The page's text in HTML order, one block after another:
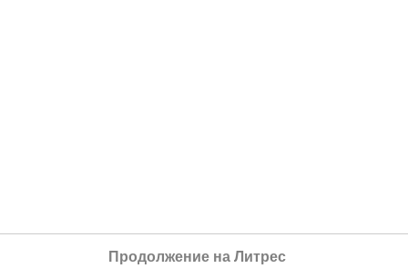
Продолжение на Литрес